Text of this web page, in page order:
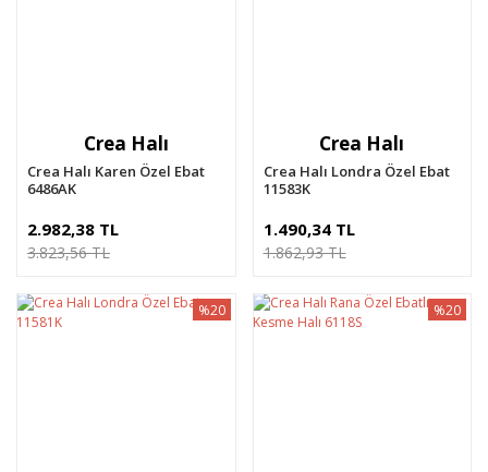
Crea Halı
Crea Halı Karen Özel Ebat
6486AK
2.982,38 TL
3.823,56 TL
Crea Halı
Crea Halı Londra Özel Ebat
11583K
1.490,34 TL
1.862,93 TL
%20 %20